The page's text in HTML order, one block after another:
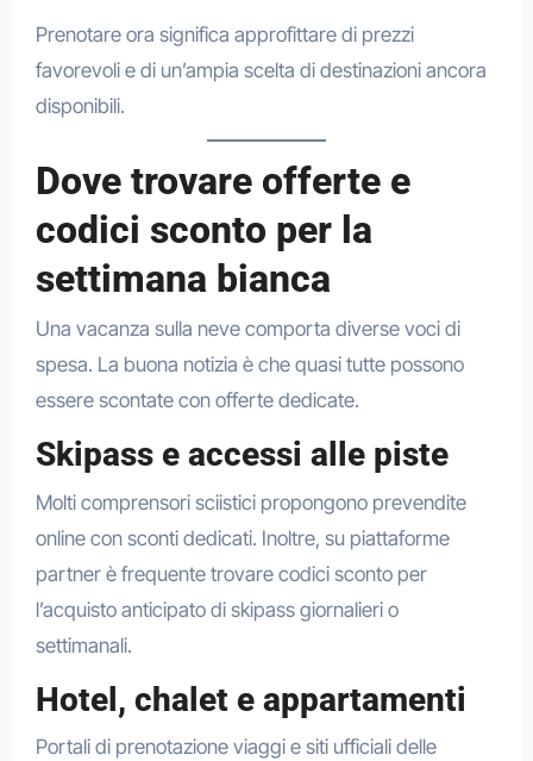
Prenotare ora significa approfittare di prezzi
favorevoli e di un’ampia scelta di destinazioni ancora
disponibili.
Dove trovare offerte e
codici sconto per la
settimana bianca
Una vacanza sulla neve comporta diverse voci di
spesa. La buona notizia è che quasi tutte possono
essere scontate con offerte dedicate.
Skipass e accessi alle piste
Molti comprensori sciistici propongono prevendite
online con sconti dedicati. Inoltre, su piattaforme
partner è frequente trovare codici sconto per
l’acquisto anticipato di skipass giornalieri o
settimanali.
Hotel, chalet e appartamenti
Portali di prenotazione viaggi e siti ufficiali delle